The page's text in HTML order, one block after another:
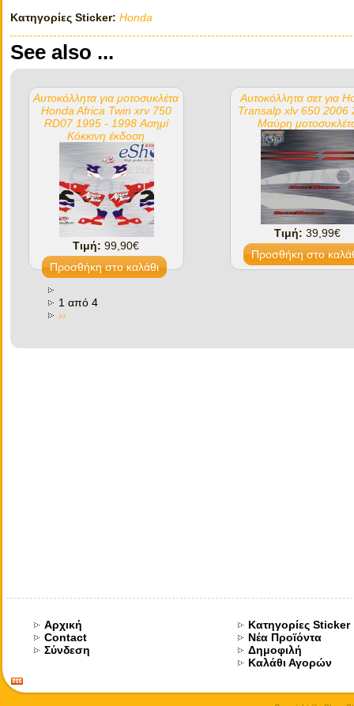
Κατηγορίες Sticker: Honda
See also ...
Αυτοκόλλητα για μοτοσυκλέτα
Honda Africa Twin xrv 750
RD07 1995 - 1998 Ασημί
Κόκκινη έκδοση
Τιμή:99,90€
Αυτοκόλλητα σετ για
Transalp xlv 650 2006
Μαύρη
Τιμή:39,99€
1 από 4
››
Αρχική
Contact
Σύνδεση
Κατηγορίες Sticker
Νέα Προϊόντα
Δημοφιλή
Καλάθι Αγορών